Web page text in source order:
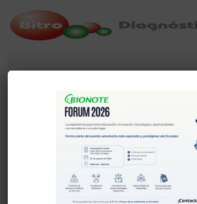
CDRICH
Mostrando 1–12 de 18 resultados